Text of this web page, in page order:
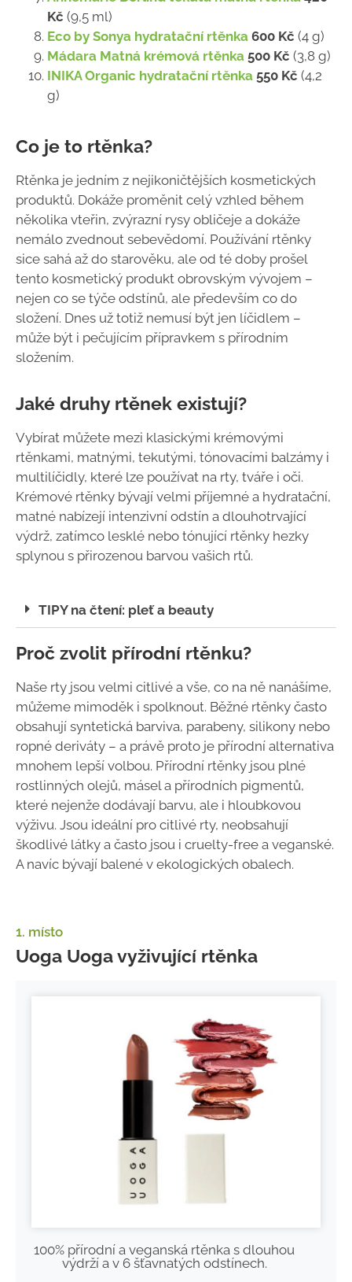
Kč (9,5 ml)
Eco by Sonya hydratační rtěnka 600 Kč (4 g)
Mádara Matná krémová rtěnka 500 Kč (3,8 g)
INIKA Organic hydratační rtěnka 550 Kč (4,2
g)
Co je to rtěnka?
Rtěnka je jedním z nejikoničtějších kosmetických
produktů. Dokáže proměnit celý vzhled během
několika vteřin, zvýrazní rysy obličeje a dokáže
nemálo zvednout sebevědomí. Používání rtěnky
sice sahá až do starověku, ale od té doby prošel
tento kosmetický produkt obrovským vývojem –
nejen co se týče odstínů, ale především co do
složení. Dnes už totiž nemusí být jen líčidlem –
může být i pečujícím přípravkem s přírodním
složením.
Jaké druhy rtěnek existují?
Vybírat můžete mezi klasickými krémovými
rtěnkami, matnými, tekutými, tónovacími balzámy i
multilíčidly, které lze používat na rty, tváře i oči.
Krémové rtěnky bývají velmi příjemné a hydratační,
matné nabízejí intenzivní odstín a dlouhotrvající
výdrž, zatímco lesklé nebo tónující rtěnky hezky
splynou s přirozenou barvou vašich rtů.
TIPY na čtení: pleť a beauty
Proč zvolit přírodní rtěnku?
Naše rty jsou velmi citlivé a vše, co na ně nanášíme,
můžeme mimoděk i spolknout. Běžné rtěnky často
obsahují syntetická barviva, parabeny, silikony nebo
ropné deriváty – a právě proto je přírodní alternativa
mnohem lepší volbou. Přírodní rtěnky jsou plné
rostlinných olejů, másel a přírodních pigmentů,
které nejenže dodávají barvu, ale i hloubkovou
výživu. Jsou ideální pro citlivé rty, neobsahují
škodlivé látky a často jsou i cruelty-free a veganské.
A navíc bývají balené v ekologických obalech.
1. místo
Uoga Uoga vyživující rtěnka
100% přírodní a veganská rtěnka s dlouhou
výdrží a v 6 šťavnatých odstínech.